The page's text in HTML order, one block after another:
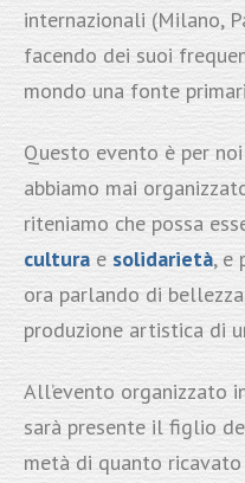
internazionali (Milano,
facendo dei suoi
mondo una fonte
Questo evento è per
abbiamo mai
riteniamo che possa
cultura e solidarietà, e
ora parlando di
produzione artistica di
All’evento organizzato
sarà presente il figlio
metà di quanto